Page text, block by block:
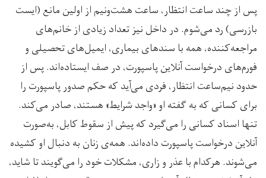
پس از چند ساعت انتظار، ساعت هشت‌ونیم از اولین مانع (ایست
بازرسی) رد می‌شوم. در داخل نیز تعداد زیادی از خانم‌های
مراجعه‌کننده، همه با سند‌های بیماری، ایمیل‌های تحصیلی و
فورم‌های درخواست آنلاین پاسپورت، در صف ایستاده‌اند. پس از
حدود نیم‌ساعت انتظار، فردی می‌آید که حکم صدور پاسپورت را
برای کسانی که به گفته او «واجد شرایط» هستند، صادر می‌کند.
تنها اسناد کسانی را می‌گیرد که پیش از سقوط کابل، به‌صورت
آنلاین درخواست پاسپورت داده‌اند. همه‌ی زنان به دنبال او کشیده
می‌شوند. هرکدام با عذر و زاری، مشکلات خود را می‌گویند تا شاید،